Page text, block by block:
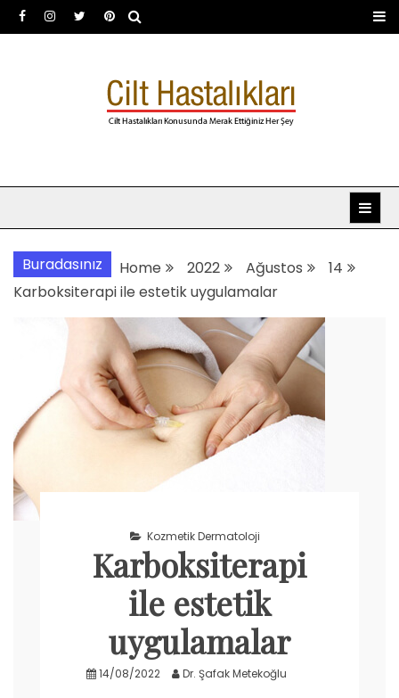
Skip
to
Dermatoloji uzmanı Dr.
Şafak Metekoğlu Akalın
Buradasınız Home 2022 Ağustos
14
Karboksiterapi ile estetik uygulamalar
Kozmetik Dermatoloji
Karboksiterapi
ile estetik
uygulamalar
14/08/2022 Dr. Şafak Metekoğlu